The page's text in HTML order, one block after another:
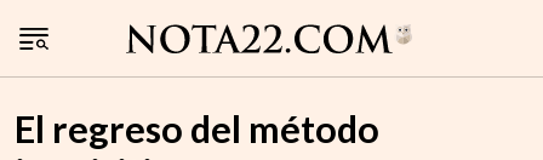
El regreso del método